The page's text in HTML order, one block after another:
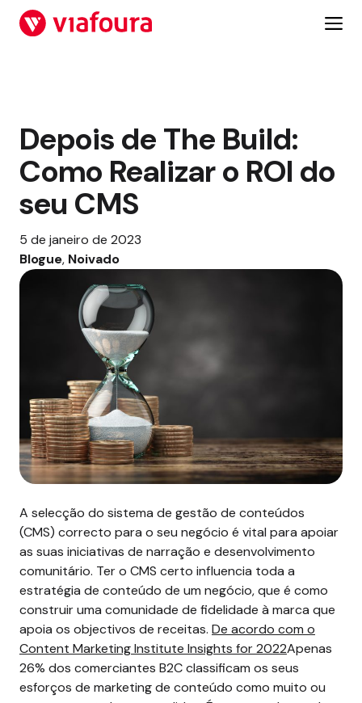
Pular
para
Depois de The Build:
Como Realizar o ROI do
seu CMS
5 de janeiro de 2023
Blogue, Noivado
A selecção do sistema de gestão de conteúdos
(CMS) correcto para o seu negócio é vital para apoiar
as suas iniciativas de narração e desenvolvimento
comunitário. Ter o CMS certo influencia toda a
estratégia de conteúdo de um negócio, que é como
construir uma comunidade de fidelidade à marca que
apoia os objectivos de receitas. De acordo com o
Content Marketing Institute Insights for 2022Apenas
26% dos comerciantes B2C classificam os seus
esforços de marketing de conteúdo como muito ou